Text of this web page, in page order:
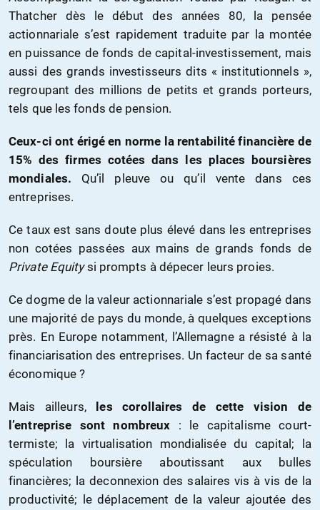
Thatcher dès le début des années 80, la pensée
actionnariale s’est rapidement traduite par la montée
en puissance de fonds de capital-investissement, mais
aussi des grands investisseurs dits « institutionnels »,
regroupant des millions de petits et grands porteurs,
tels que les fonds de pension.
Ceux-ci ont érigé en norme la rentabilité financière de
15% des firmes cotées dans les places boursières
mondiales. Qu’il pleuve ou qu’il vente dans ces
entreprises.
Ce taux est sans doute plus élevé dans les entreprises
non cotées passées aux mains de grands fonds de
Private Equitysi prompts à dépecer leurs proies.
Ce dogme de la valeur actionnariale s’est propagé dans
une majorité de pays du monde, à quelques exceptions
près. En Europe notamment, l’Allemagne a résisté à la
financiarisation des entreprises. Un facteur de sa santé
économique ?
Mais ailleurs,
les corollaires de cette vision de
l’entreprise sont nombreux : le capitalisme court-
termiste; la virtualisation mondialisée du capital; la
spéculation boursière aboutissant aux bulles
financières; la deconnexion des salaires vis à vis de la
productivité; le déplacement de la valeur ajoutée des